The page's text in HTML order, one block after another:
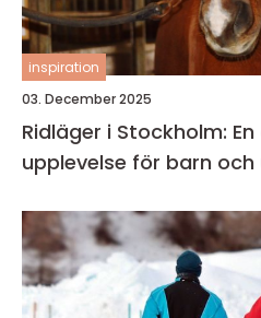
inspiration
03. December 2025
Ridläger i Stockholm:
upplevelse för barn